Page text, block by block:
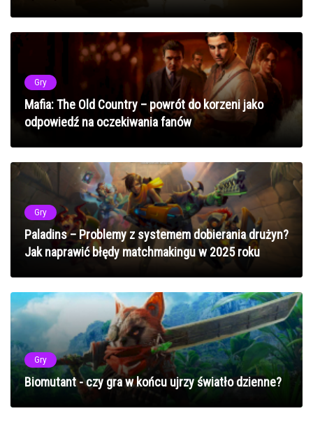
Gry
Mafia: The Old Country – powrót do korzeni jako
odpowiedź na oczekiwania fanów
Gry
Paladins – Problemy z systemem dobierania drużyn?
Jak naprawić błędy matchmakingu w 2025 roku
Gry
Biomutant - czy gra w końcu ujrzy światło dzienne?